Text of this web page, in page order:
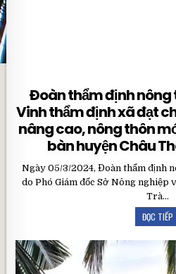
Đoàn thẩm định
Vinh thẩm định xã đạt
nâng cao, nông thôn
bàn huyện Châu
Ngày 05/3/2024, Đoàn thẩm định
do Phó Giám đốc Sở Nông nghiệp
Trà…
ĐỌC TIẾP